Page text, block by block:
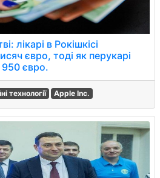
лікарі в Рокішкісі
євро, тоді як перукарі
євро.
технології Apple Inc.